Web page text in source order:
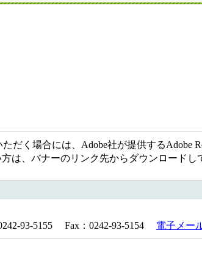
だく場合には、Adobe社が提供するAdobe
方は、バナーのリンク先からダウンロードし
93-5155 Fax：0242-93-5154 電子メー